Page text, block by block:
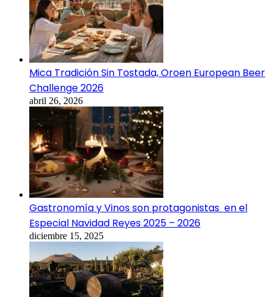
Mica Tradición Sin Tostada, Oroen European Beer
Challenge 2026
abril 26, 2026
Gastronomía y Vinos son protagonistas en el
Especial Navidad Reyes 2025 – 2026
diciembre 15, 2025